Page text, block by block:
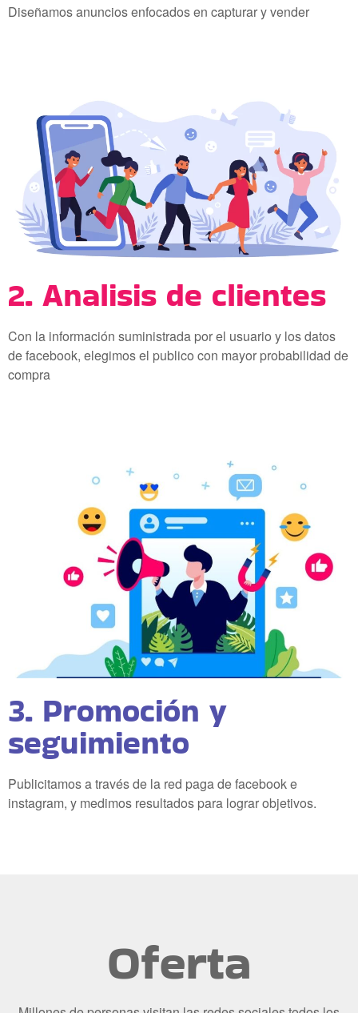
Diseñamos anuncios enfocados en capturar y vender
2. Analisis de clientes
Con la información suministrada por el usuario y los datos
de facebook, elegimos el publico con mayor probabilidad de
compra
3. Promoción y
seguimiento
Publicitamos a través de la red paga de facebook e
instagram, y medimos resultados para lograr objetivos.
Oferta